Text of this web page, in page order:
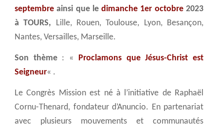
septembreainsi que ledimanche 1er octobre2023
à TOURS,
Lille, Rouen, Toulouse, Lyon, Besançon,
Nantes, Versailles, Marseille.
Son thème: « Proclamons que Jésus-Christ est
Seigneur« .
Le Congrès Mission est né à l’initiative de Raphaël
Cornu-Thenard, fondateur d’Anuncio. En partenariat
avec plusieurs mouvements et communautés